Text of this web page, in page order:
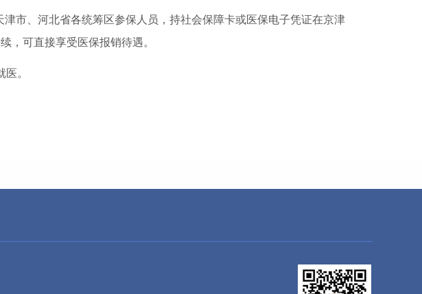
津市、河北省各统筹区参保人员，持社会保障卡或医保电子凭证在京津
，可直接享受医保报销待遇。
。